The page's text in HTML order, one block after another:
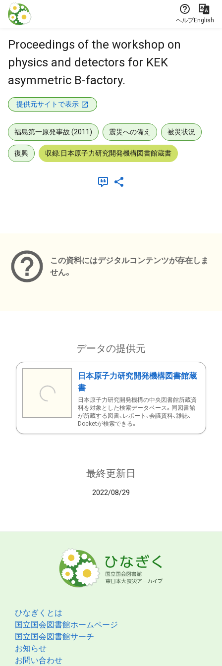
本文に飛ぶ
ヘルプEnglish
Proceedings of the workshop on
physics and detectors for KEK
asymmetric B-factory.
提供元サイトで表示
福島第一原発事故 (2011) 震災への備え 被災状況
復興 収録:日本原子力研究開発機構図書館蔵書
この資料にはデジタルコンテンツが存在しま
せん。
データの提供元
日本原子力研究開発機構図書館蔵
書
日本原子力研究開発機構の中央図書館所蔵資
料を対象とした検索データベース。同図書館
が所蔵する図書、レポート、会議資料、雑誌、
Docketが検索できる。
最終更新日
2022/08/29
ひなぎくとは
国立国会図書館ホームページ
国立国会図書館サーチ
お知らせ
お問い合わせ